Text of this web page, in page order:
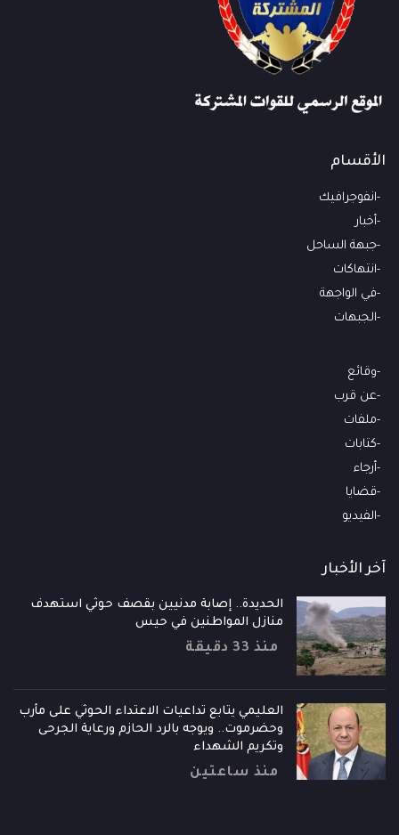
الأقسام
انفوجرافيك
أخبار
جبهة الساحل
انتهاكات
في الواجهة
الجبهات
وقائع
عن قرب
ملفات
كتابات
أرجاء
قضايا
الفيديو
آخر الأخبار
الحديدة.. إصابة مدنيين بقصف حوثي استهدف
منازل المواطنين في حيس
منذ 33 دقيقة
العليمي يتابع تداعيات الاعتداء الحوثي على مأرب
وحضرموت.. ويوجه بالرد الحازم ورعاية الجرحى
وتكريم الشهداء
منذ ساعتين